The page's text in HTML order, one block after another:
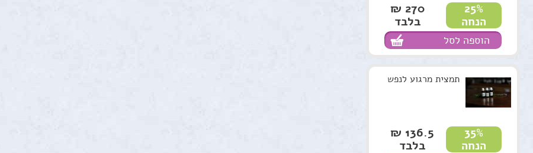
25%
הנחה
270 ₪
בלבד
הוספה לסל
תמצית מרגוע לנפש
35%
הנחה
136.5 ₪
בלבד